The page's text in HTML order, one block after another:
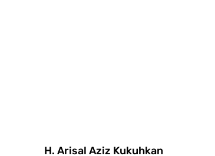
H. Arisal Aziz Kukuhkan